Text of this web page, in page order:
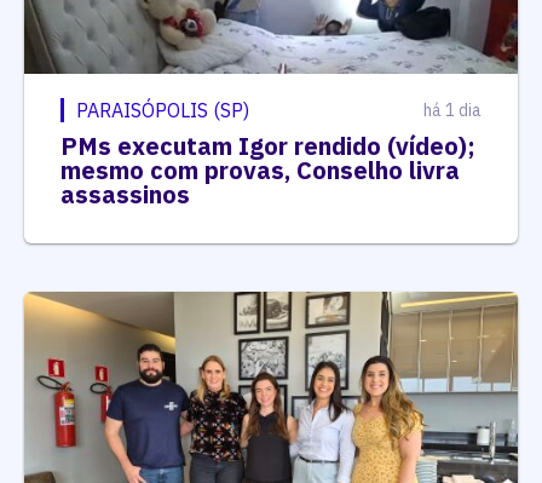
PARAISÓPOLIS (SP) há 1 dia
PMs executam Igor rendido (vídeo);
mesmo com provas, Conselho livra
assassinos